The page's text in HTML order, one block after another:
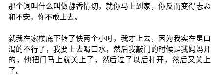
那个词叫什么叫做静香情切，就你马上到家，你反而变得忐忑
和不安，你不敢上去。
就我在家楼底下转了快两个小时，我才上去，因为我实在是口
渴的不行了，我要上去喝口水，然后我敲门的时候是我妈妈开
的，他把门马上就关上了，然后过了以后打开，然后又关上
了。